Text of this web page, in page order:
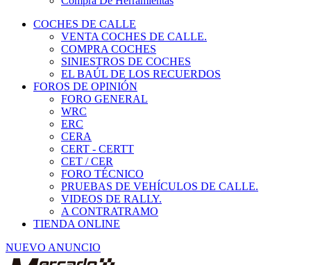
COCHES DE CALLE
VENTA COCHES DE CALLE.
COMPRA COCHES
SINIESTROS DE COCHES
EL BAÚL DE LOS RECUERDOS
FOROS DE OPINIÓN
FORO GENERAL
WRC
ERC
CERA
CERT - CERTT
CET / CER
FORO TÉCNICO
PRUEBAS DE VEHÍCULOS DE CALLE.
VIDEOS DE RALLY.
A CONTRATRAMO
TIENDA ONLINE
NUEVO ANUNCIO